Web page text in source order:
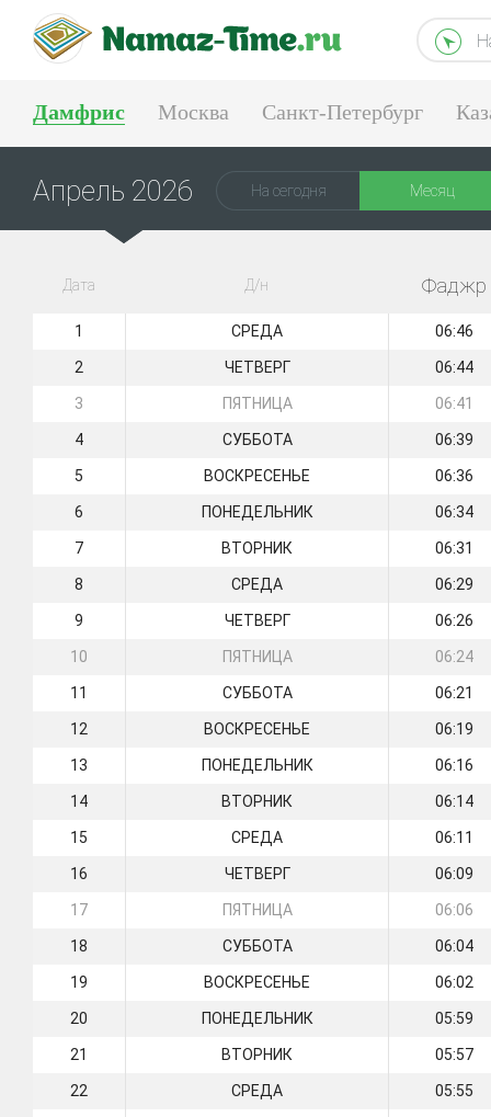
Дамфрис Москва Санкт-Петербург
Апрель 2026 На сегодня Месяц
Дата Д/н Фаджр
1 СРЕДА 06:46
2 ЧЕТВЕРГ 06:44
3 ПЯТНИЦА 06:41
4 СУББОТА 06:39
5 ВОСКРЕСЕНЬЕ 06:36
6 ПОНЕДЕЛЬНИК 06:34
7 ВТОРНИК 06:31
8 СРЕДА 06:29
9 ЧЕТВЕРГ 06:26
10 ПЯТНИЦА 06:24
11 СУББОТА 06:21
12 ВОСКРЕСЕНЬЕ 06:19
13 ПОНЕДЕЛЬНИК 06:16
14 ВТОРНИК 06:14
15 СРЕДА 06:11
16 ЧЕТВЕРГ 06:09
17 ПЯТНИЦА 06:06
18 СУББОТА 06:04
19 ВОСКРЕСЕНЬЕ 06:02
20 ПОНЕДЕЛЬНИК 05:59
21 ВТОРНИК 05:57
22 СРЕДА 05:55